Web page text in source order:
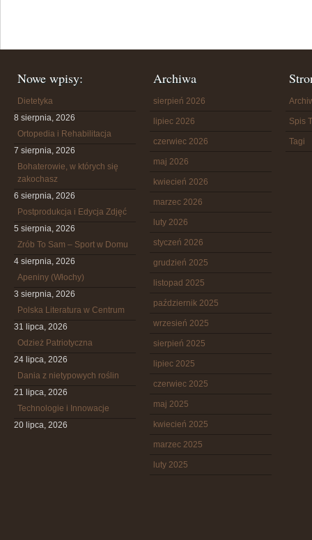
Nowe wpisy:
Dietetyka
8 sierpnia, 2026
Ortopedia i Rehabilitacja
7 sierpnia, 2026
Bohaterowie, w których się
zakochasz
6 sierpnia, 2026
Postprodukcja i Edycja Zdjęć
5 sierpnia, 2026
Zrób To Sam – Sport w Domu
4 sierpnia, 2026
Apeniny (Włochy)
3 sierpnia, 2026
Polska Literatura w Centrum
31 lipca, 2026
Odzież Patriotyczna
24 lipca, 2026
Dania z nietypowych roślin
21 lipca, 2026
Technologie i Innowacje
20 lipca, 2026
Archiwa
sierpień 2026
lipiec 2026
czerwiec 2026
maj 2026
kwiecień 2026
marzec 2026
luty 2026
styczeń 2026
grudzień 2025
listopad 2025
październik 2025
wrzesień 2025
sierpień 2025
lipiec 2025
czerwiec 2025
maj 2025
kwiecień 2025
marzec 2025
luty 2025
Spis
Tagi